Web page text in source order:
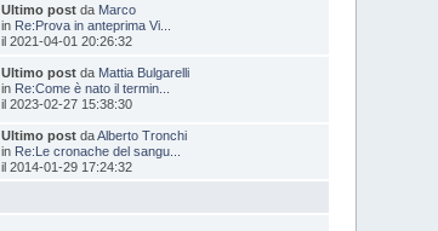
Ultimo postda Marco
in Re:Prova in anteprima Vi...
il 2021-04-01 20:26:32
Ultimo postda Mattia Bulgarelli
in Re:Come è nato il termin...
il 2023-02-27 15:38:30
Ultimo postdaAlberto Tronchi
in Re:Le cronache del sangu...
il 2014-01-29 17:24:32